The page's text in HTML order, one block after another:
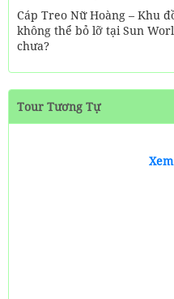
Cáp Treo Nữ Hoàng – Khu
không thể bỏ lỡ tại Sun
chưa?
Tour Tương Tự